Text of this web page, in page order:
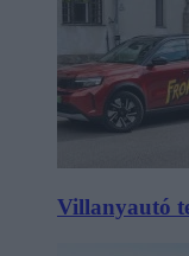
Villanyautó